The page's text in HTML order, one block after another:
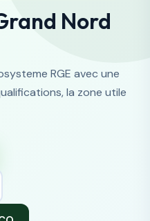
Nord
RGE avec une
la zone utile